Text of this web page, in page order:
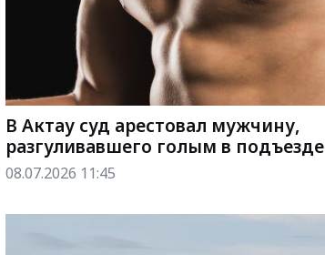
В Актау суд арестовал мужчину,
разгуливавшего голым в подъезде
08.07.2026 11:45